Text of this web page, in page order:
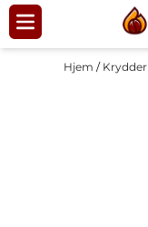
Hopp til innhold
Hjem / Krydder